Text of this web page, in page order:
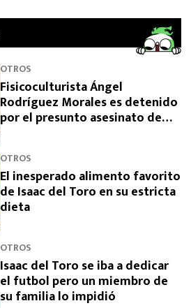
OTROS
Fisicoculturista Ángel
Rodríguez Morales es detenido
por el presunto asesinato de
OTROS
El inesperado alimento favorito
de Isaac del Toro en su estricta
dieta
OTROS
Isaac del Toro se iba a dedicar
el futbol pero un miembro de
su familia lo impidió